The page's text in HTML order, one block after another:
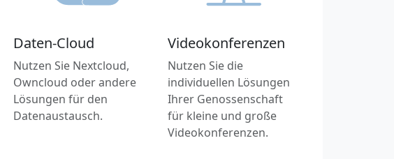
Daten-Cloud
Nutzen Sie Nextcloud,
Owncloud oder andere
Lösungen für den
Datenaustausch.
Videokonferenzen
Nutzen Sie die
individuellen Lösungen
Ihrer Genossenschaft
für kleine und große
Videokonferenzen.